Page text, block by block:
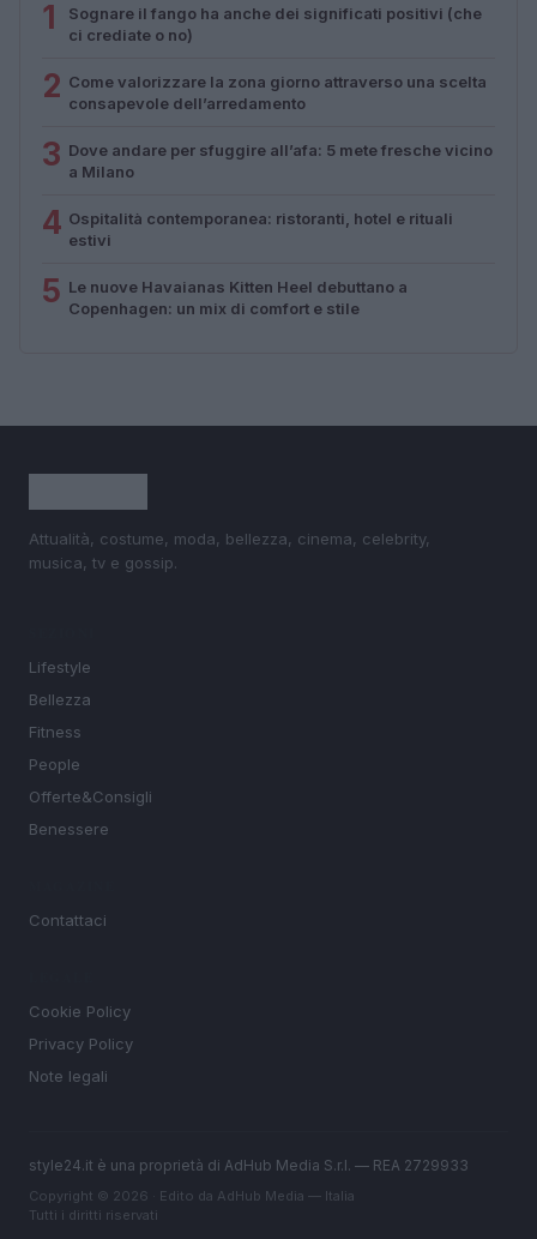
1
Sognare il fango ha anche dei significati positivi (che
ci crediate o no)
2 Come valorizzare la zona giorno attraverso una scelta
consapevole dell’arredamento
3 Dove andare per sfuggire all’afa: 5 mete fresche vicino
a Milano
4 Ospitalità contemporanea: ristoranti, hotel e rituali
estivi
5 Le nuove Havaianas Kitten Heel debuttano a
Copenhagen: un mix di comfort e stile
Attualità, costume, moda, bellezza, cinema, celebrity,
musica, tv e gossip.
Lifestyle
Bellezza
Fitness
People
Offerte&Consigli
Benessere
Contattaci
Cookie Policy
Privacy Policy
Note legali
style24.it è una proprietà di AdHub Media S.r.l. — REA 2729933
Copyright © 2026 · Edito da AdHub Media — Italia
Tutti i diritti riservati